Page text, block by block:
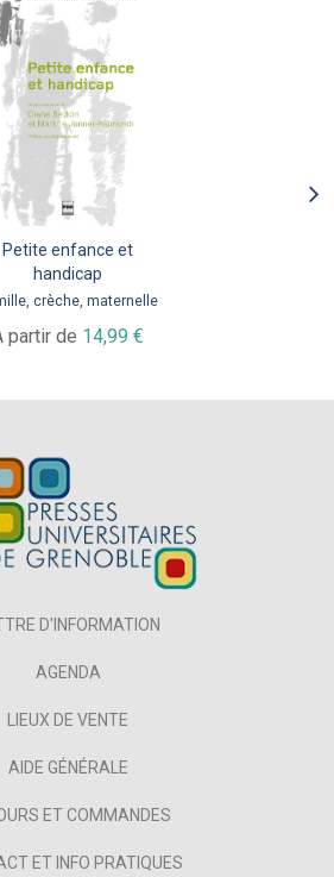
Petite enfance et
handicap
crèche, maternelle
partir de 14,99 €
D'INFORMATION
AGENDA
LIEUX DE VENTE
AIDE GÉNÉRALE
ET COMMANDES
ET INFO PRATIQUES